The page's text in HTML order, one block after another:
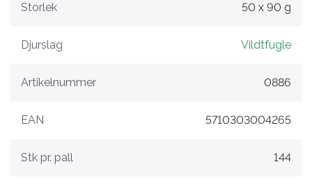
Storlek 50 x 90 g
Djurslag Vildtfugle
Artikelnummer 0886
EAN 5710303004265
Stk pr. pall 144